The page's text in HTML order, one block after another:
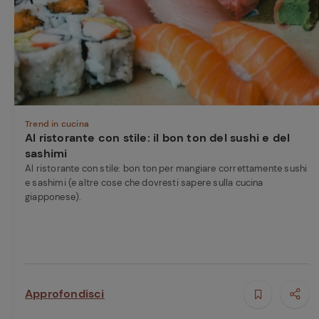
Cavolo romanesco al
forno con ‘nduja
Bisque di gamberi:
l'ideale per insaporire
i tuoi piatti di pesce!
Trend in cucina
Al ristorante con stile: il bon ton del sushi e del
sashimi
Al ristorante con stile: bon ton per mangiare correttamente sushi
e sashimi (e altre cose che dovresti sapere sulla cucina
giapponese).
Approfondisci
Ricette